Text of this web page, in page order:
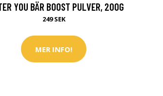
YOU BÄR BOOST PULVER, 200G
249 SEK
MER INFO!